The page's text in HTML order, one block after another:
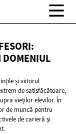
DOMENIUL
și viitorul
de satisfăcătoare,
vieților elevilor. În
de muncă pentru
de carieră și